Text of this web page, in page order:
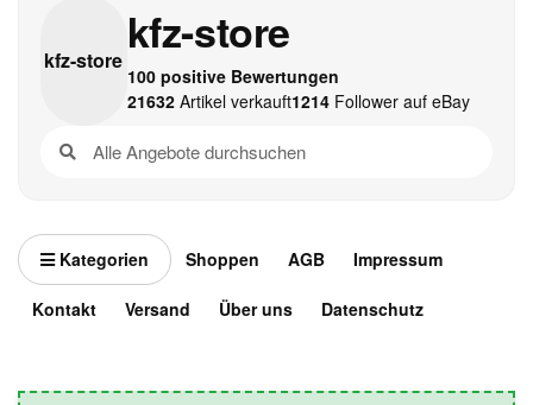
kfz-store
kfz-store
100 positive Bewertungen
21632Artikel verkauft1214Follower auf eBay
Kategorien Shoppen AGB Impressum
Kontakt Versand Über uns Datenschutz